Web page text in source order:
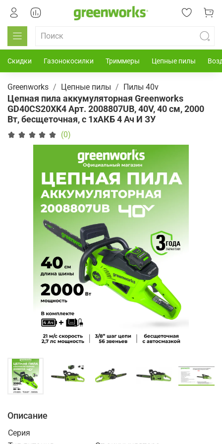
Скидки Газонокосилки Триммеры Цепные пилы
Greenworks Цепные пилы Пилы 40v
Цепная пила аккумуляторная Greenworks
GD40CS20XK4 Арт. 2008807UB, 40V, 40 см, 2000
Вт, бесщеточная, c 1хАКБ 4 Ач И ЗУ
(0)
Описание
Серия